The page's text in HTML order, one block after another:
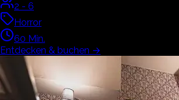
2 - 6
Horror
60 Min.
Entdecken & buchen →